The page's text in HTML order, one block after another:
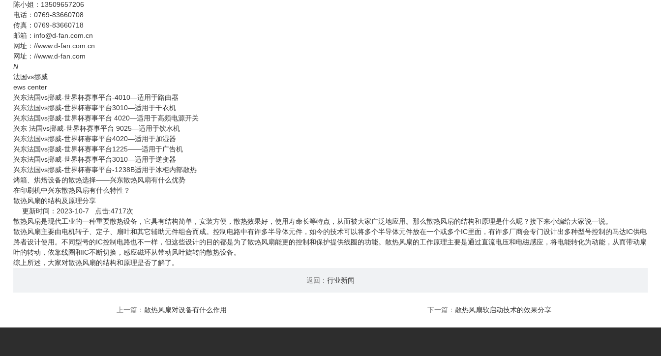
陈小姐：13509657206
电话：0769-83660708
传真：0769-83660718
邮箱：info@d-fan.com.cn
网址：//www.d-fan.com.cn
网址：//www.d-fan.com
N
法国vs挪威
ews center
兴东法国vs挪威-世界杯赛事平台-4010—适用于路由器
兴东法国vs挪威-世界杯赛事平台3010—适用于干衣机
兴东法国vs挪威-世界杯赛事平台 4020—适用于高频电源开关
兴东 法国vs挪威-世界杯赛事平台 9025—适用于饮水机
兴东法国vs挪威-世界杯赛事平台4020—适用于加湿器
兴东法国vs挪威-世界杯赛事平台1225——适用于广告机
兴东法国vs挪威-世界杯赛事平台3010—适用于逆变器
兴东法国vs挪威-世界杯赛事平台-1238B适用于冰柜内部散热
烤箱、烘焙设备的散热选择——兴东散热风扇有什么优势
在印刷机中兴东散热风扇有什么特性？
散热风扇的结构及原理分享
更新时间：2023-10-7 点击:4717次
散热风扇是现代工业的一种重要散热设备，它具有结构简单，安装方便，散热效果好，使用寿命长等特点，从而被大家广泛地应用。那么散热风扇的结构和原理是什么呢？接下来小编给大家说一说。
散热风扇主要由电机转子、定子、扇叶和其它辅助元件组合而成。控制电路中有许多半导体元件，如今的技术可以将多个半导体元件放在一个或多个IC里面，有许多厂商会专门设计出多种型号控制的马达IC供电
路者设计使用。不同型号的IC控制电路也不一样，但这些设计的目的都是为了散热风扇能更的控制和保护提供线圈的功能。散热风扇的工作原理主要是通过直流电压和电磁感应，将电能转化为动能，从而带动扇
叶的转动，依靠线圈和IC不断切换，感应磁环从带动风叶旋转的散热设备。
综上所述，大家对散热风扇的结构和原理是否了解了。
返回： 行业新闻
上一篇：散热风扇对设备有什么作用 下一篇： 散热风扇软启动技术的效果分享